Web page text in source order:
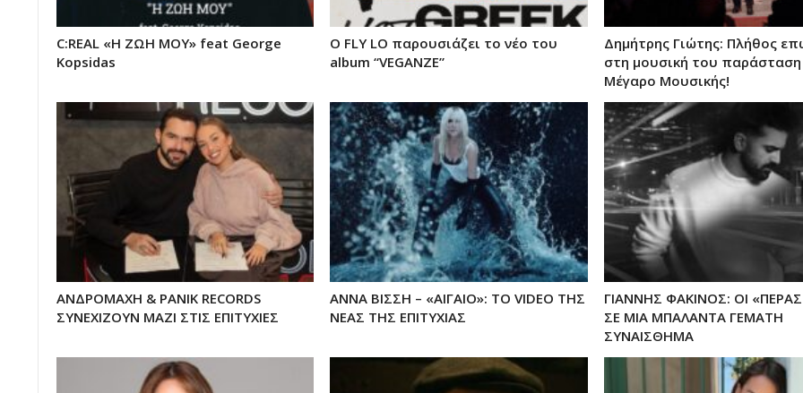
C:REAL «Η ΖΩΗ ΜΟΥ» feat George
Kopsidas
Ο FLY LO παρουσιάζει το νέο του
album “VEGANZE”
Δημήτρης Γιώτης: Πλήθος
στη μουσική του
Μέγαρο Μουσικής!
ΑΝΔΡΟΜΑΧΗ & PANIK RECORDS
ΣΥΝΕΧΙΖΟΥΝ ΜΑΖΙ ΣΤΙΣ ΕΠΙΤΥΧΙΕΣ
ΑΝΝΑ ΒΙΣΣΗ – «ΑΙΓΑΙΟ»: ΤΟ VIDEO ΤΗΣ
ΝΕΑΣ ΤΗΣ ΕΠΙΤΥΧΙΑΣ
ΓΙΑΝΝΗΣ ΦΑΚΙΝΟΣ: ΟΙ
ΣΕ ΜΙΑ ΜΠΑΛΑΝΤΑ ΓΕΜΑΤΗ
ΣΥΝΑΙΣΘΗΜΑ